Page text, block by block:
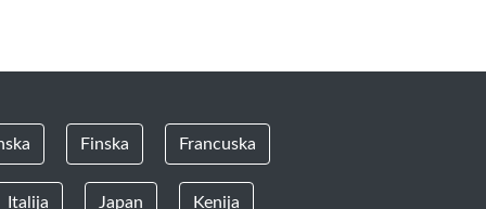
Finska Francuska
Italija Japan Kenija